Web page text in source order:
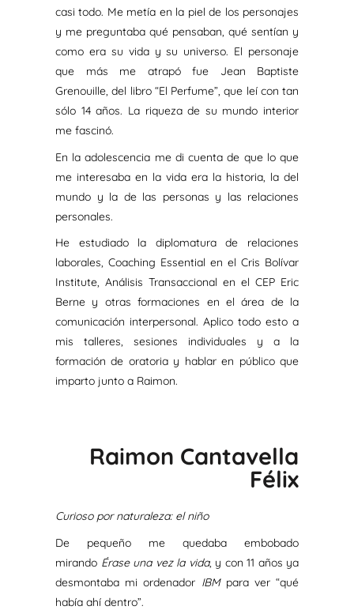
casi todo. Me metía en la piel de los personajes
y me preguntaba qué pensaban, qué sentían y
como era su vida y su universo. El personaje
que más me atrapó fue Jean Baptiste
Grenouille, del libro “El Perfume”, que leí con tan
sólo 14 años. La riqueza de su mundo interior
me fascinó.
En la adolescencia me di cuenta de que lo que
me interesaba en la vida era la historia, la del
mundo y la de las personas y las relaciones
personales.
He estudiado la diplomatura de relaciones
laborales, Coaching Essential en el Cris Bolívar
Institute, Análisis Transaccional en el CEP Eric
Berne y otras formaciones en el área de la
comunicación interpersonal. Aplico todo esto a
mis talleres, sesiones individuales y a la
formación de oratoria y hablar en público que
imparto junto a Raimon.
Raimon Cantavella
Félix
Curioso por naturaleza: el niño
De pequeño me quedaba embobado
mirando Érase una vez la vida, y con 11 años ya
desmontaba mi ordenador IBMpara ver “qué
había ahí dentro”.